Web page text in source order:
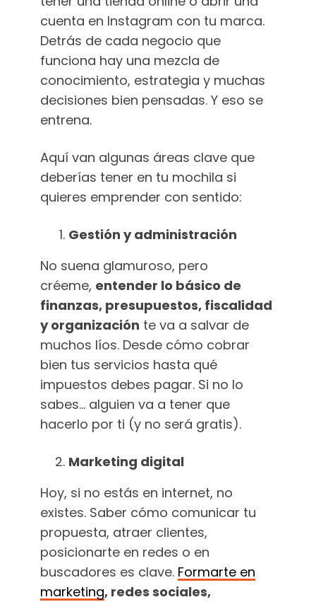
cuenta en Instagram con tu marca.
Detrás de cada negocio que
funciona hay una mezcla de
conocimiento, estrategia y muchas
decisiones bien pensadas. Y eso se
entrena.
Aquí van algunas áreas clave que
deberías tener en tu mochila si
quieres emprender con sentido:
Gestión y administración
No suena glamuroso, pero
créeme, entender lo básico de
finanzas, presupuestos, fiscalidad
y organización te va a salvar de
muchos líos. Desde cómo cobrar
bien tus servicios hasta qué
impuestos debes pagar. Si no lo
sabes… alguien va a tener que
hacerlo por ti (y no será gratis).
Marketing digital
Hoy, si no estás en internet, no
existes. Saber cómo comunicar tu
propuesta, atraer clientes,
posicionarte en redes o en
buscadores es clave. Formarte en
marketing, redes sociales,